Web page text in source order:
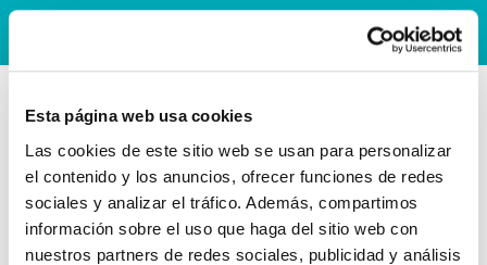
Esta página web usa cookies
Las cookies de este sitio web se usan para personalizar
el contenido y los anuncios, ofrecer funciones de redes
sociales y analizar el tráfico. Además, compartimos
información sobre el uso que haga del sitio web con
nuestros partners de redes sociales, publicidad y análisis